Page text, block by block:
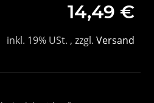
14,49 €
inkl. 19% USt. , zzgl. Versand